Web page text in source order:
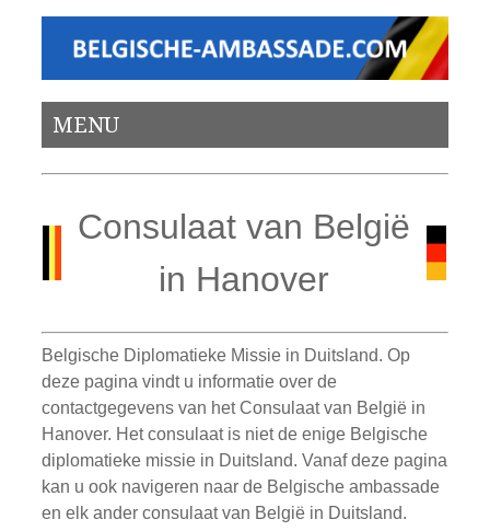
MENU
Consulaat van België
in Hanover
Belgische Diplomatieke Missie in Duitsland. Op
deze pagina vindt u informatie over de
contactgegevens van het Consulaat van België in
Hanover. Het consulaat is niet de enige Belgische
diplomatieke missie in Duitsland. Vanaf deze pagina
kan u ook navigeren naar de Belgische ambassade
en elk ander consulaat van België in Duitsland.